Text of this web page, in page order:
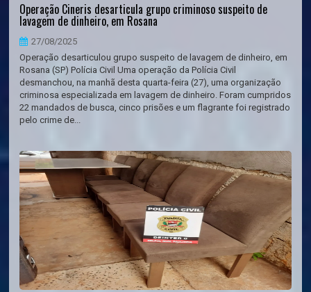
Operação Cineris desarticula grupo criminoso suspeito de
lavagem de dinheiro, em Rosana
27/08/2025
Operação desarticulou grupo suspeito de lavagem de dinheiro, em
Rosana (SP) Polícia Civil Uma operação da Polícia Civil
desmanchou, na manhã desta quarta-feira (27), uma organização
criminosa especializada em lavagem de dinheiro. Foram cumpridos
22 mandados de busca, cinco prisões e um flagrante foi registrado
pelo crime de...